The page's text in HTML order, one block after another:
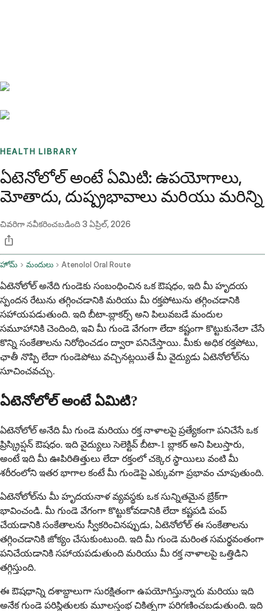
HEALTH LIBRARY
ఏటెనోలోల్ అంటే ఏమిటి: ఉపయోగాలు,
మోతాదు, దుష్ప్రభావాలు మరియు మరిన్ని
చివరిగా నవీకరించబడింది3 ఏప్రిల్, 2026
హోమ్ మందులు Atenolol Oral Route
ఏటెనోలోల్ అనేది గుండెకు సంబంధించిన ఒక ఔషధం, ఇది మీ హృదయ
స్పందన రేటును తగ్గించడానికి మరియు మీ రక్తపోటును తగ్గించడానికి
సహాయపడుతుంది. ఇది బీటా-బ్లాకర్స్ అని పిలువబడే మందుల
సమూహానికి చెందింది, ఇవి మీ గుండె వేగంగా లేదా కష్టంగా కొట్టుకునేలా చేసే
కొన్ని సంకేతాలను నిరోధించడం ద్వారా పనిచేస్తాయి. మీకు అధిక రక్తపోటు,
ఛాతీ నొప్పి లేదా గుండెపోటు వచ్చినట్లయితే మీ వైద్యుడు ఏటెనోలోల్‌ను
సూచించవచ్చు.
ఏటెనోలోల్ అంటే ఏమిటి?
ఏటెనోలోల్ అనేది మీ గుండె మరియు రక్త నాళాలపై ప్రత్యేకంగా పనిచేసే ఒక
ప్రిస్క్రిప్షన్ ఔషధం. ఇది వైద్యులు సెలెక్టివ్ బీటా-1 బ్లాకర్ అని పిలుస్తారు,
అంటే ఇది మీ ఊపిరితిత్తులు లేదా రక్తంలో చక్కెర స్థాయిలు వంటి మీ
శరీరంలోని ఇతర భాగాల కంటే మీ గుండెపై ఎక్కువగా ప్రభావం చూపుతుంది.
ఏటెనోలోల్‌ను మీ హృదయనాళ వ్యవస్థకు ఒక సున్నితమైన బ్రేక్‌గా
భావించండి. మీ గుండె వేగంగా కొట్టుకోవడానికి లేదా కష్టపడి పంప్
చేయడానికి సంకేతాలను స్వీకరించినప్పుడు, ఏటెనోలోల్ ఈ సంకేతాలను
తగ్గించడానికి జోక్యం చేసుకుంటుంది. ఇది మీ గుండె మరింత సమర్థవంతంగా
పనిచేయడానికి సహాయపడుతుంది మరియు మీ రక్త నాళాలపై ఒత్తిడిని
తగ్గిస్తుంది.
ఈ ఔషధాన్ని దశాబ్దాలుగా సురక్షితంగా ఉపయోగిస్తున్నారు మరియు ఇది
అనేక గుండె పరిస్థితులకు మూలస్తంభ చికిత్సగా పరిగణించబడుతుంది. ఇది